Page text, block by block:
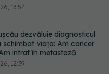
dezvăluie diagnosticul
12:39
care îți crește tensiunea